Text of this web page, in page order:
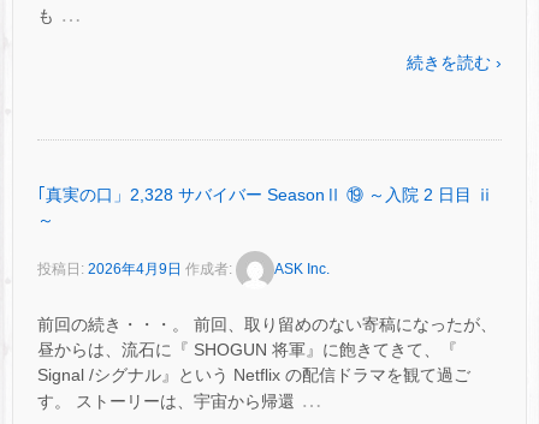
も …
続きを読む ›
｢真実の口」2,328 サバイバー SeasonⅡ ⑲ ～入院 2 日目 ⅱ
～
投稿日: 2026年4月9日 作成者: ASK Inc.
前回の続き・・・。 前回、取り留めのない寄稿になったが、
昼からは、流石に『 SHOGUN 将軍』に飽きてきて、『
Signal /シグナル』という Netflix の配信ドラマを観て過ご
す。 ストーリーは、宇宙から帰還 …